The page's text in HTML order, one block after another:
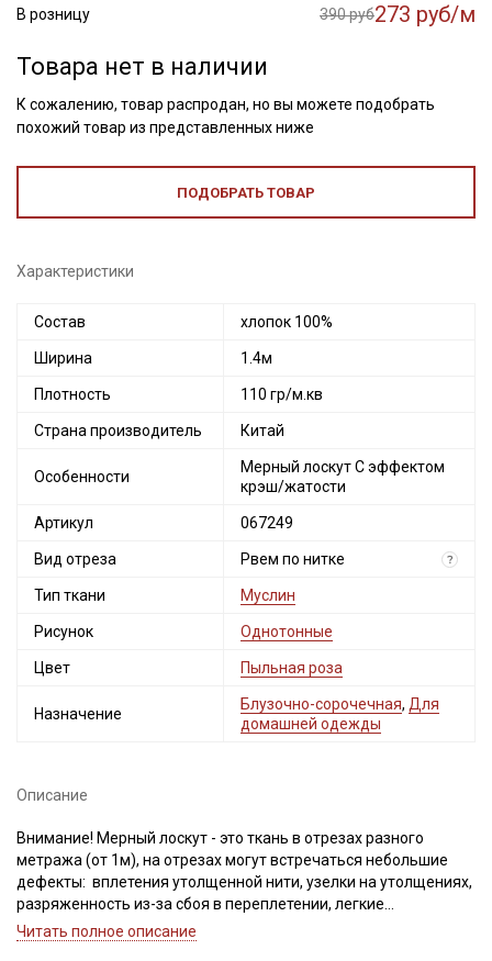
В розницу 390 руб273 руб/м
Товара нет в наличии
К сожалению, товар распродан, но вы можете подобрать
похожий товар из представленных ниже
ПОДОБРАТЬ ТОВАР
Характеристики
Состав хлопок 100%
Ширина 1.4м
Плотность 110 гр/м.кв
Страна производитель Китай
Особенности
Мерный лоскут С эффектом
крэш/жатости
Артикул 067249
Вид отреза Рвем по нитке ?
Тип ткани Муслин
Рисунок Однотонные
Цвет Пыльная роза
Назначение
Блузочно-сорочечная, Для
домашней одежды
Описание
Внимание! Мерный лоскут - это ткань в отрезах разного
метража (от 1м), на отрезах могут встречаться небольшие
дефекты: вплетения утолщенной нити, узелки на утолщениях,
разряженность из-за сбоя в переплетении, легкие
загрязнения вдоль кромки и на расстоянии до 5см от кромки,
Читать полное описание
Секретная рассылка от Купава